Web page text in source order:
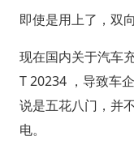
即使是用上了，双
现在国内关于汽车
T 20234 ，导致车
说是五花八门，并
电。